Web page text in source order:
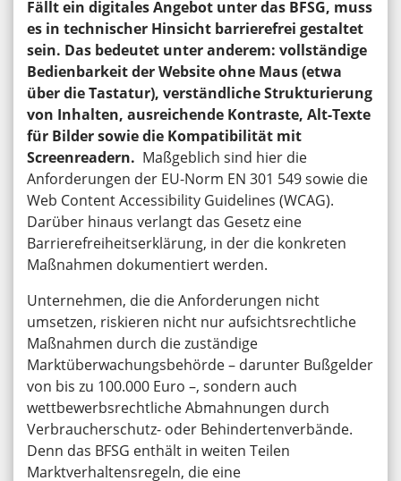
Fällt ein digitales Angebot unter das BFSG, muss
es in technischer Hinsicht barrierefrei gestaltet
sein. Das bedeutet unter anderem: vollständige
Bedienbarkeit der Website ohne Maus (etwa
über die Tastatur), verständliche Strukturierung
von Inhalten, ausreichende Kontraste, Alt-Texte
für Bilder sowie die Kompatibilität mit
Screenreadern. Maßgeblich sind hier die
Anforderungen der EU-Norm EN 301 549 sowie die
Web Content Accessibility Guidelines (WCAG).
Darüber hinaus verlangt das Gesetz eine
Barrierefreiheitserklärung, in der die konkreten
Maßnahmen dokumentiert werden.
Unternehmen, die die Anforderungen nicht
umsetzen, riskieren nicht nur aufsichtsrechtliche
Maßnahmen durch die zuständige
Marktüberwachungsbehörde – darunter Bußgelder
von bis zu 100.000 Euro –, sondern auch
wettbewerbsrechtliche Abmahnungen durch
Verbraucherschutz- oder Behindertenverbände.
Denn das BFSG enthält in weiten Teilen
Marktverhaltensregeln, die eine